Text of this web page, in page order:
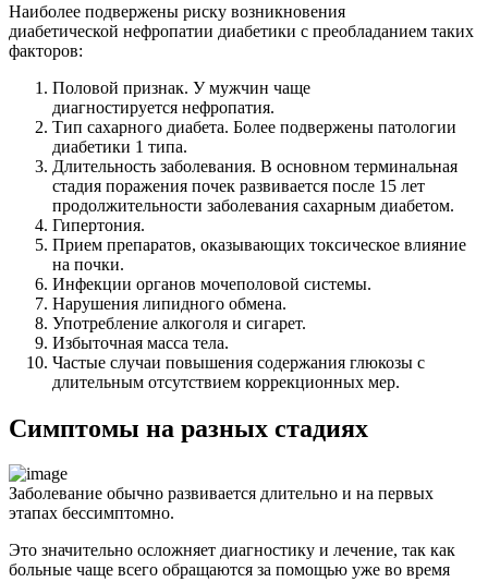
Наиболее подвержены риску возникновения
диабетической нефропатии диабетики с преобладанием таких
факторов:
Половой признак. У мужчин чаще
диагностируется нефропатия.
Тип сахарного диабета. Более подвержены патологии
диабетики 1 типа.
Длительность заболевания. В основном терминальная
стадия поражения почек развивается после 15 лет
продолжительности заболевания сахарным диабетом.
Гипертония.
Прием препаратов, оказывающих токсическое влияние
на почки.
Инфекции органов мочеполовой системы.
Нарушения липидного обмена.
Употребление алкоголя и сигарет.
Избыточная масса тела.
Частые случаи повышения содержания глюкозы с
длительным отсутствием коррекционных мер.
Симптомы на разных стадиях
Заболевание обычно развивается длительно и на первых
этапах бессимптомно.
Это значительно осложняет диагностику и лечение, так как
больные чаще всего обращаются за помощью уже во время